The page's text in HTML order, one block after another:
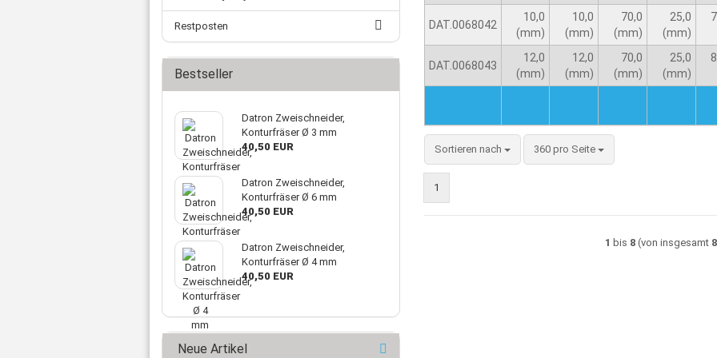
DAT.0068042
10,0
(mm)
10,0
(mm)
70,0
(mm)
25,0
(mm)
DAT.0068043
12,0
(mm)
12,0
(mm)
70,0
(mm)
25,0
(mm)
Sortieren nach 360 pro Seite
1
1 bis 8 (von insgesamt 8
Restposten
Bestseller
Datron Zweischneider,
Konturfräser Ø 3 mm
40,50 EUR
Datron Zweischneider,
Konturfräser Ø 6 mm
40,50 EUR
Datron Zweischneider,
Konturfräser Ø 4 mm
40,50 EUR
Neue Artikel